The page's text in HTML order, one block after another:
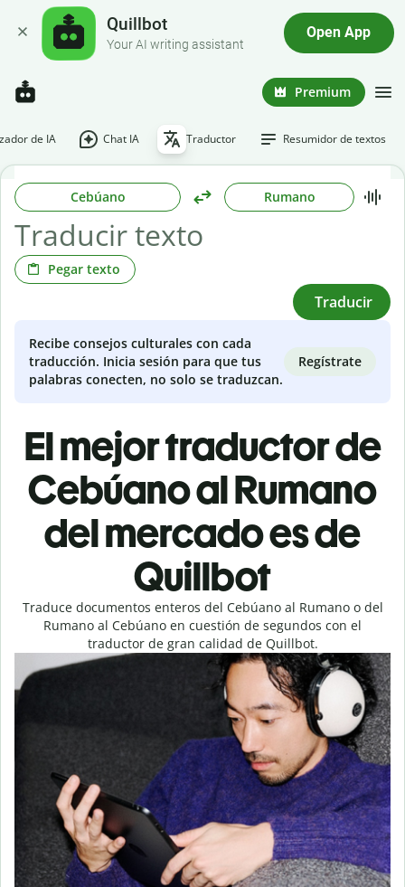
Quillbot
Your AI writing assistant
Open App
Premium
de IA Chat IA Traductor Resumidor de textos
Cebúano Rumano
Pegar texto
Traducir
Recibe consejos culturales con cada
traducción. Inicia sesión para que tus
palabras conecten, no solo se traduzcan.
Regístrate
El mejor traductor de
Cebúano al Rumano
del mercado es de
Quillbot
Traduce documentos enteros del Cebúano al Rumano o del
Rumano al Cebúano en cuestión de segundos con el
traductor de gran calidad de Quillbot.